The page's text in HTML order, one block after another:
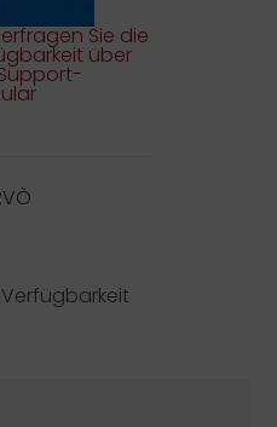
Sie die
über
Verfügbarkeit